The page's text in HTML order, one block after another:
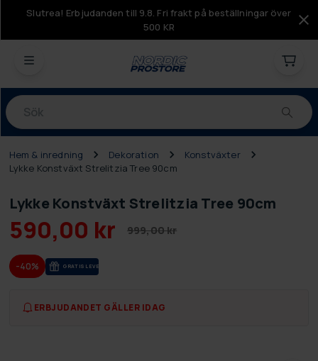
Slutrea! Erbjudanden till 9.8. Fri frakt på beställningar över
500 KR
Produkter
Hem & inredning Dekoration
Konstväxter
Lykke Konstväxt Strelitzia Tree 90cm
Lykke Konstväxt Strelitzia Tree 90cm
590,00 kr 999,00 kr
-40% GRA­TIS LE­VE­RANS
ERBJUDANDET GÄLLER IDAG